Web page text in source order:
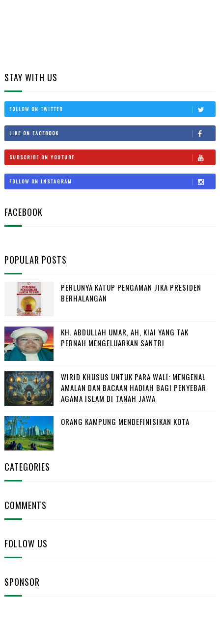
STAY WITH US
FOLLOW ON TWITTER
LIKE ON FACEBOOK
SUBSCRIBE ON YOUTUBE
FOLLOW ON INSTAGRAM
FACEBOOK
POPULAR POSTS
PERLUNYA KATUP PENGAMAN JIKA PRESIDEN
BERHALANGAN
KH. ABDULLAH UMAR, AH, KIAI YANG TAK
PERNAH MENGELUARKAN SANTRI
WIRID KHUSUS UNTUK PARA WALI: MENGENAL
AMALAN DAN BACAAN HADIAH BAGI PENYEBAR
AGAMA ISLAM DI TANAH JAWA
ORANG KAMPUNG MENDEFINISIKAN KOTA
CATEGORIES
COMMENTS
FOLLOW US
SPONSOR